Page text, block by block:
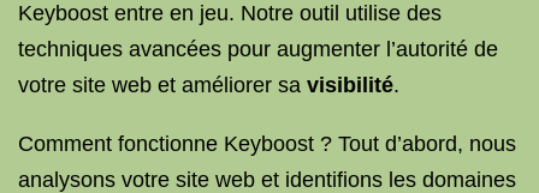
Keyboost entre en jeu. Notre outil utilise des
techniques avancées pour augmenter l’autorité de
votre site web et améliorer sa visibilité.
Comment fonctionne Keyboost ? Tout d’abord, nous
analysons votre site web et identifions les domaines